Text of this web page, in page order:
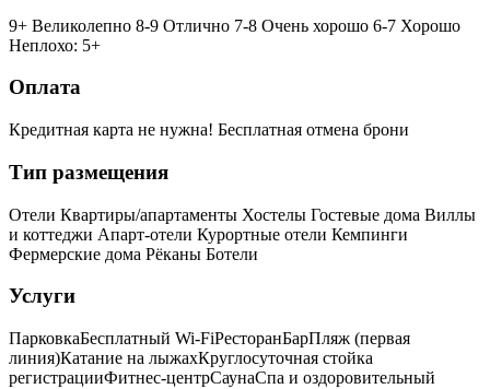
9+ Великолепно 8-9 Отлично 7-8 Очень хорошо 6-7 Хорошо
Неплохо: 5+
Оплата
Кредитная карта не нужна! Бесплатная отмена брони
Тип размещения
Отели Квартиры/апартаменты Хостелы Гостевые дома Виллы
и коттеджи Апарт-отели Курортные отели Кемпинги
Фермерские дома Рёканы Ботели
Услуги
ПарковкаБесплатный Wi-FiРесторанБарПляж (первая
линия)Катание на лыжахКруглосуточная стойка
регистрацииФитнес-центрСаунаСпа и оздоровительный